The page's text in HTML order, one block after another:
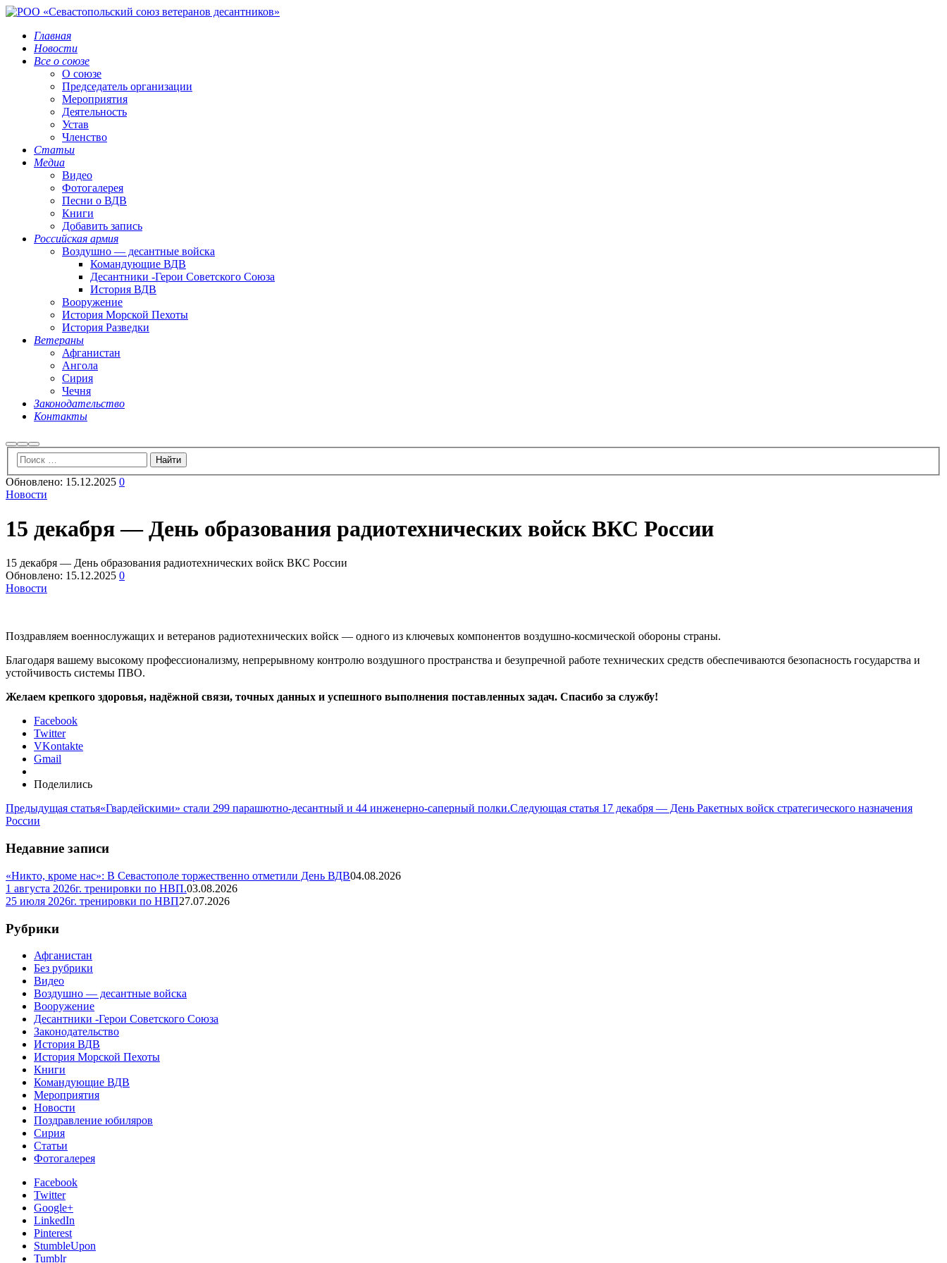
Главная
Новости
Все о союзе
О союзе
Председатель организации
Мероприятия
Деятельность
Устав
Членство
Статьи
Медиа
Видео
Фотогалерея
Песни о ВДВ
Книги
Добавить запись
Российская армия
Воздушно — десантные войска
Командующие ВДВ
Десантники -Герои Советского Союза
История ВДВ
Вооружение
История Морской Пехоты
История Разведки
Ветераны
Афганистан
Ангола
Сирия
Чечня
Законодательство
Контакты
НайтиБольше
информации
Главное
меню
Обновлено: 15.12.2025 0
Новости
15 декабря — День образования радиотехнических войск ВКС России
15 декабря — День образования радиотехнических войск ВКС России
Обновлено: 15.12.2025 0
Новости
Поздравляем военнослужащих и ветеранов радиотехнических войск — одного из ключевых компонентов воздушно-космической обороны страны.
Благодаря вашему высокому профессионализму, непрерывному контролю воздушного пространства и безупречной работе технических средств обеспечиваются безопасность государства и
устойчивость системы ПВО.
Желаем крепкого здоровья, надёжной связи, точных данных и успешного выполнения поставленных задач. Спасибо за службу!
Facebook
Twitter
VKontakte
Gmail
Поделились
Предыдущая статья«Гвардейскими» стали 299 парашютно-десантный и 44 инженерно-саперный полки.Следующая статья 17 декабря — День Ракетных войск стратегического назначения
России
Недавние записи
«Никто, кроме нас»: В Севастополе торжественно отметили День ВДВ04.08.2026
1 августа 2026г. тренировки по НВП.03.08.2026
25 июля 2026г. тренировки по НВП27.07.2026
Рубрики
Афганистан
Без рубрики
Видео
Воздушно — десантные войска
Вооружение
Десантники -Герои Советского Союза
Законодательство
История ВДВ
История Морской Пехоты
Книги
Командующие ВДВ
Мероприятия
Новости
Поздравление юбиляров
Сирия
Статьи
Фотогалерея
Facebook
Twitter
Google+
LinkedIn
Pinterest
StumbleUpon
Tumblr